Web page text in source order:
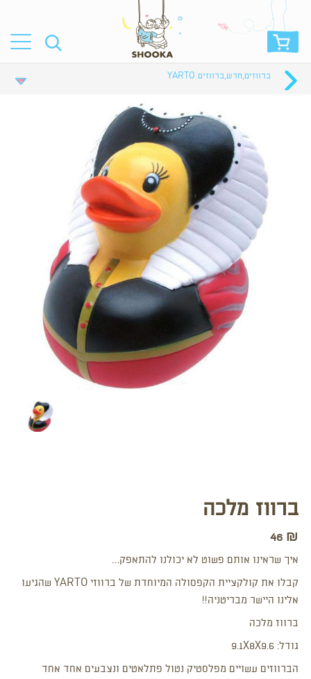
ברווזים,חדש,ברווזים YARTO
ברווז מלכה
46 ₪
איך שראינו אותם פשוט לא יכולנו להתאפק…
קבלו את קולקציית הקפסולה המיוחדת של ברווזי YARTO שהגיעו
אלינו היישר מבריטניה!!
ברווז מלכה
גודל: 9.1X8X9.6
הברווזים עשויים מפלסטיק נטול פתלאטים ונצבעים אחד אחד